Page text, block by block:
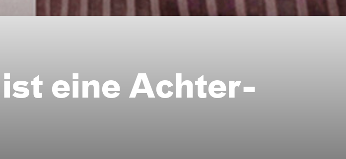
Foto: Thomas Rabsch
ist eine Achter­